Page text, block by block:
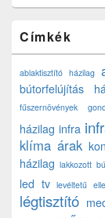
Címkék
ablaktisztító házilag
bútorfelújítás
fűszernövények
házilag infra
klíma árak
házilag lakkozott
led tv levéltetű
légtisztító